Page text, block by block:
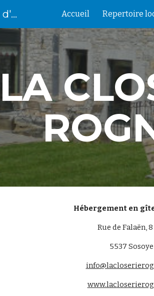
Skip to main content
Agence de développement local d'Anhée Accueil Repertoire
LA
Hébergement en
Rue de Falaën, 8
5537 Sosoye